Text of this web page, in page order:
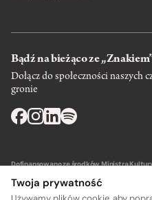
Bądź na bieżąco ze
Dołącz do społeczności
gronie
Dofinansowano ze środków Ministra
Twoja prywatność